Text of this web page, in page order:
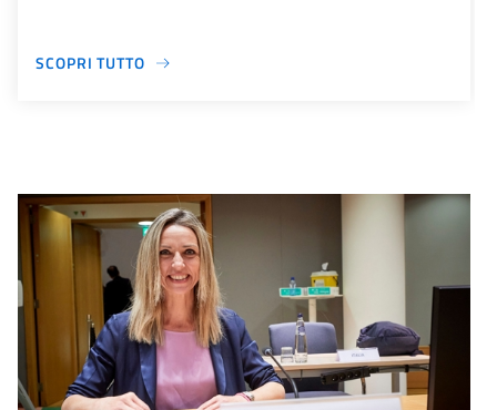
SCOPRI TUTTO